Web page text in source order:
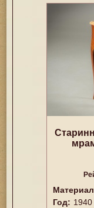
Год: 1940